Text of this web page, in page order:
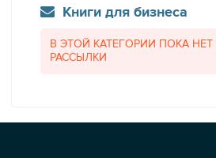
Книги для бизнеса
В ЭТОЙ КАТЕГОРИИ ПОКА
РАССЫЛКИ